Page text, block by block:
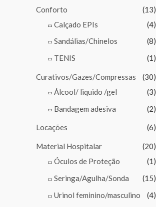
Conforto
(13)
Calçado EPIs
(4)
Sandálias/Chinelos
(8)
TENIS
(1)
Curativos/Gazes/Compressas
(30)
Álcool/ liquido /gel
(3)
Bandagem adesiva
(2)
Locações (6)
Material Hospitalar
(20)
Óculos de Proteção
(1)
Seringa/Agulha/Sonda
(15)
Urinol feminino/masculino
(4)